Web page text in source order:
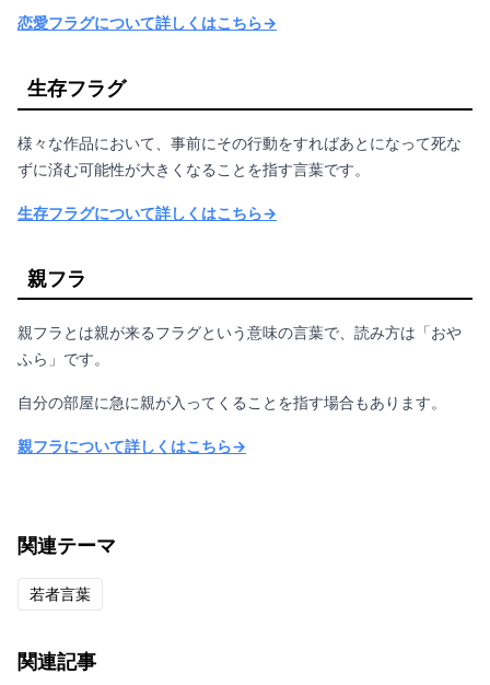
恋愛フラグについて詳しくはこちら→
生存フラグ
様々な作品において、事前にその行動をすればあとになって死な
ずに済む可能性が大きくなることを指す言葉です。
生存フラグについて詳しくはこちら→
親フラ
親フラとは親が来るフラグという意味の言葉で、読み方は「おや
ふら」です。
自分の部屋に急に親が入ってくることを指す場合もあります。
親フラについて詳しくはこちら→
関連テーマ
若者言葉
関連記事